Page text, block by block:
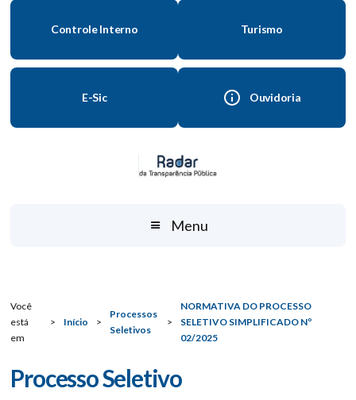
Controle Interno Turismo
E-Sic Ouvidoria
Menu
Você
está
em
> Início >
Processos
Seletivos
>
NORMATIVA DO PROCESSO
SELETIVO SIMPLIFICADO Nº
02/2025
Processo Seletivo